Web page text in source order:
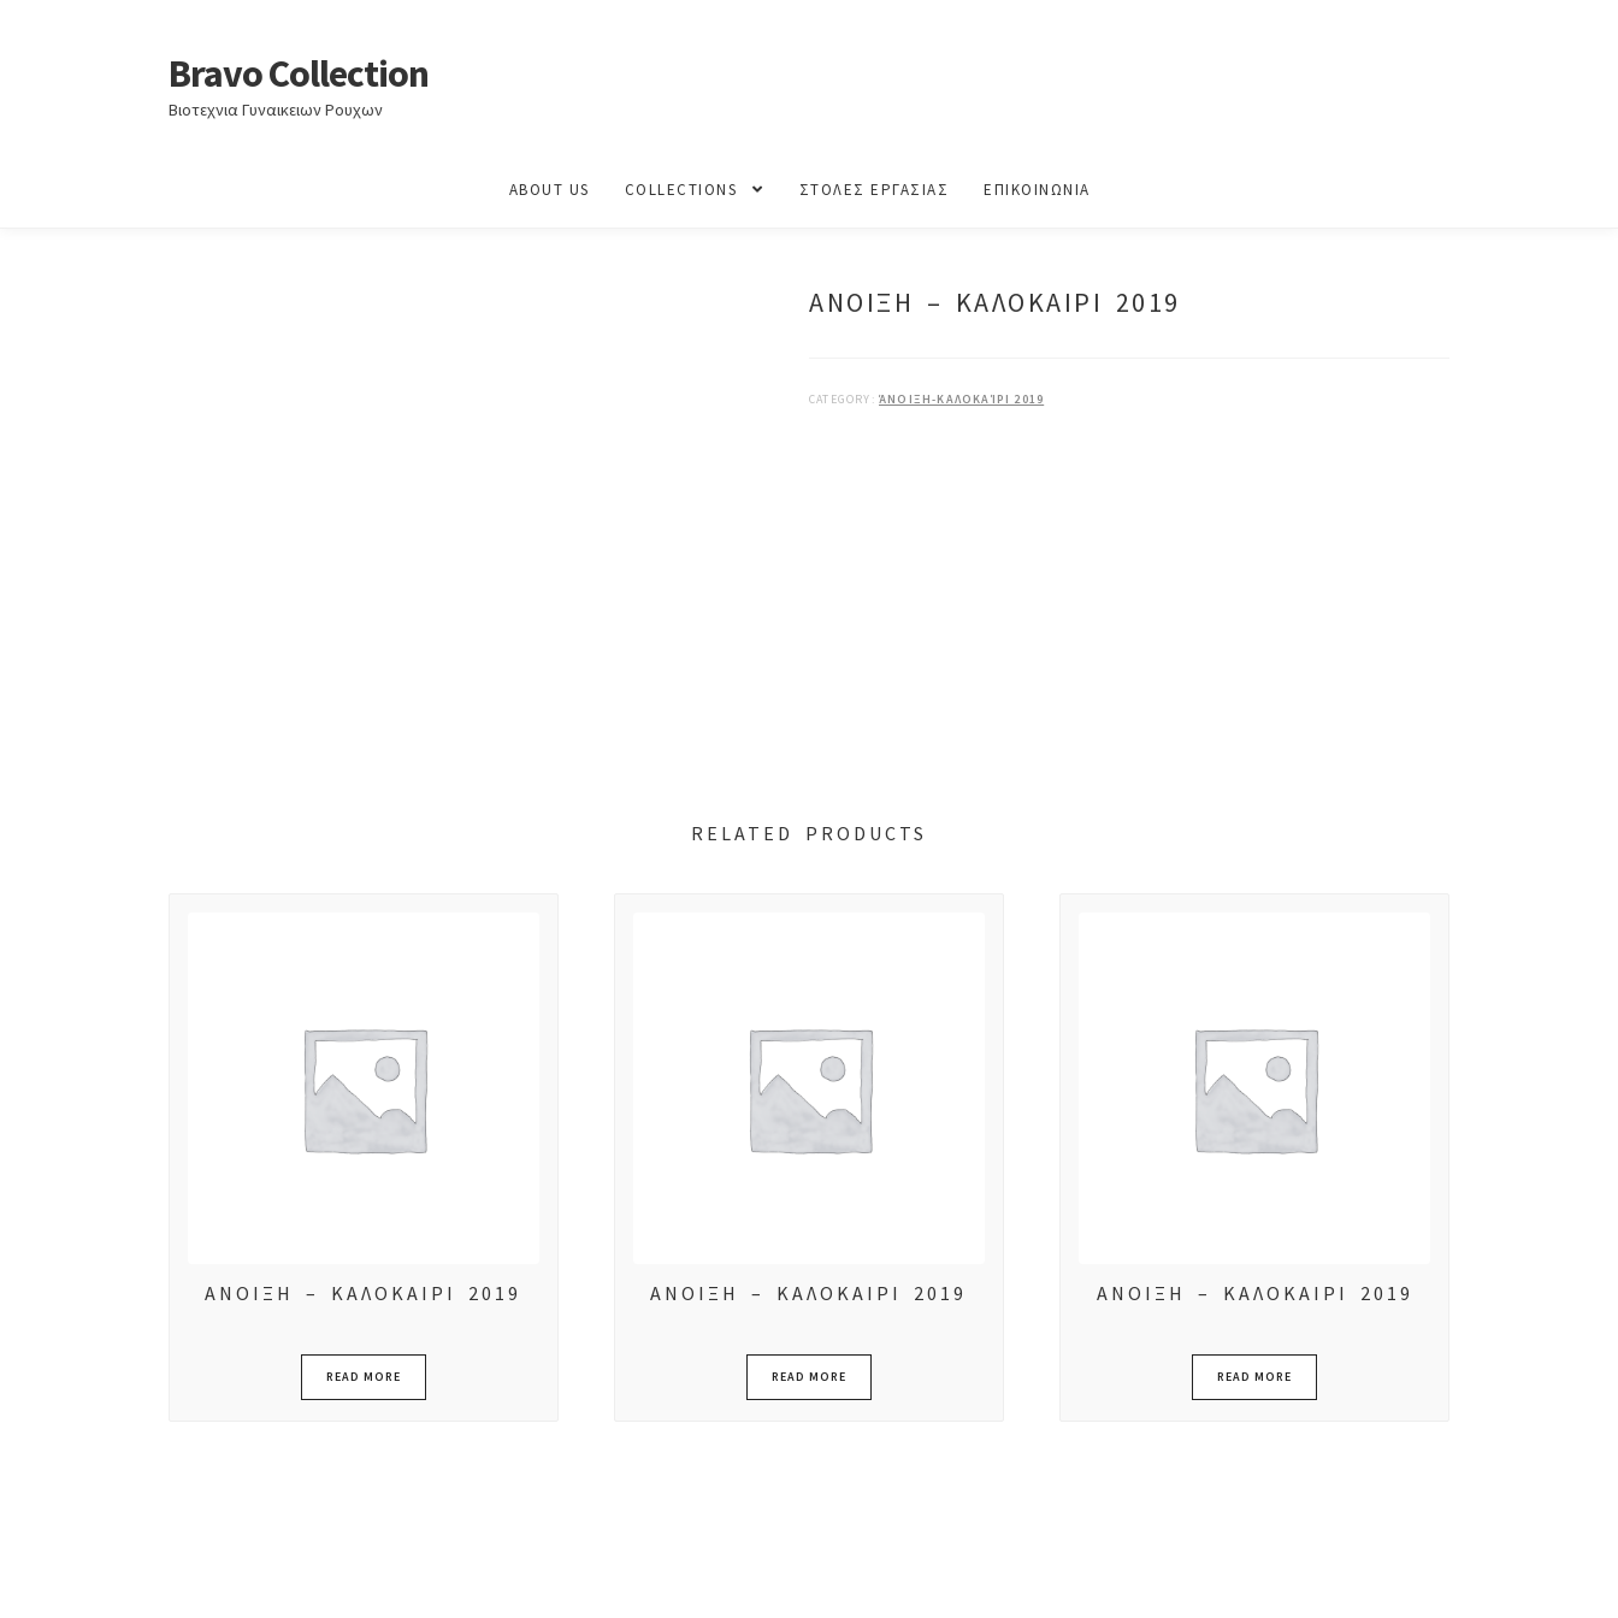
Skip
to
navigation
Skip
to
content
Bravo Collection
Βιοτεχνια Γυναικειων Ρουχων
ABOUT US COLLECTIONS ΣΤΟΛΕΣ ΕΡΓΑΣΙΑΣ ΕΠΙΚΟΙΝΩΝΙΑ
ΑΝΟΙΞΗ – ΚΑΛΟΚΑΙΡΙ 2019
CATEGORY: ΆΝΟΙΞΗ-ΚΑΛΟΚΑΊΡΙ 2019
RELATED PRODUCTS
ΑΝΟΙΞΗ – ΚΑΛΟΚΑΙΡΙ 2019
READ MORE
ΑΝΟΙΞΗ – ΚΑΛΟΚΑΙΡΙ 2019
READ MORE
ΑΝΟΙΞΗ – ΚΑΛΟΚΑΙΡΙ 2019
READ MORE